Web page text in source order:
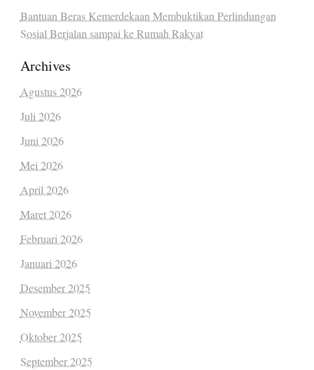
Bantuan Beras Kemerdekaan Membuktikan Perlindungan
Sosial Berjalan sampai ke Rumah Rakyat
Archives
Agustus 2026
Juli 2026
Juni 2026
Mei 2026
April 2026
Maret 2026
Februari 2026
Januari 2026
Desember 2025
November 2025
Oktober 2025
September 2025